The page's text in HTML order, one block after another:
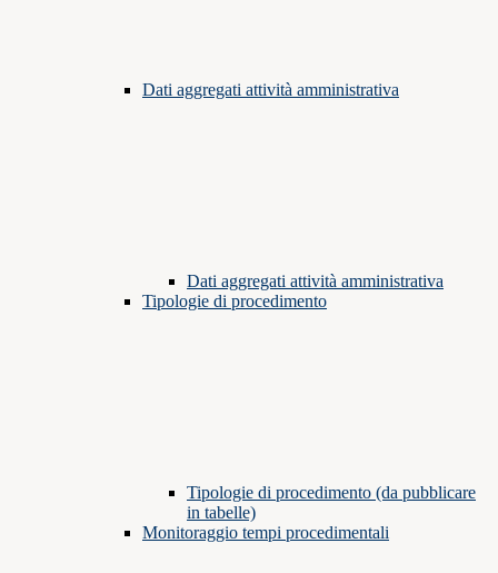
Dati aggregati attività amministrativa
Dati aggregati attività amministrativa
Tipologie di procedimento
Tipologie di procedimento (da pubblicare
in tabelle)
Monitoraggio tempi procedimentali